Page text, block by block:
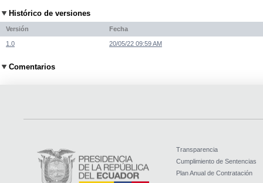
Histórico de versiones
Versión Fecha
1.0 20/05/22 09:59 AM
Comentarios
Transparencia
Cumplimiento de Sentencias
Plan Anual de Contratación